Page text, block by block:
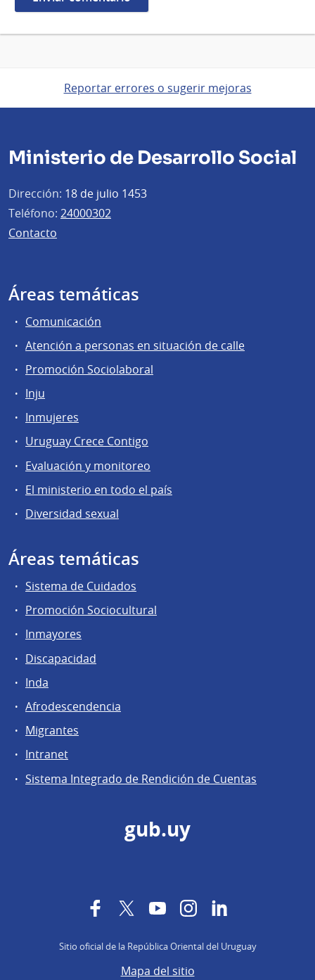
Reportar errores o sugerir mejoras
Ministerio de Desarrollo Social
Dirección: 18 de julio 1453
Teléfono: 24000302
Contacto
Áreas temáticas
Comunicación
Atención a personas en situación de calle
Promoción Sociolaboral
Inju
Inmujeres
Uruguay Crece Contigo
Evaluación y monitoreo
El ministerio en todo el país
Diversidad sexual
Áreas temáticas
Sistema de Cuidados
Promoción Sociocultural
Inmayores
Discapacidad
Inda
Afrodescendencia
Migrantes
Intranet
Sistema Integrado de Rendición de Cuentas
gub.uy
FacebookTwitterYouTubeInstagram
Sitio oficial de la República Oriental del Uruguay
Mapa del sitio